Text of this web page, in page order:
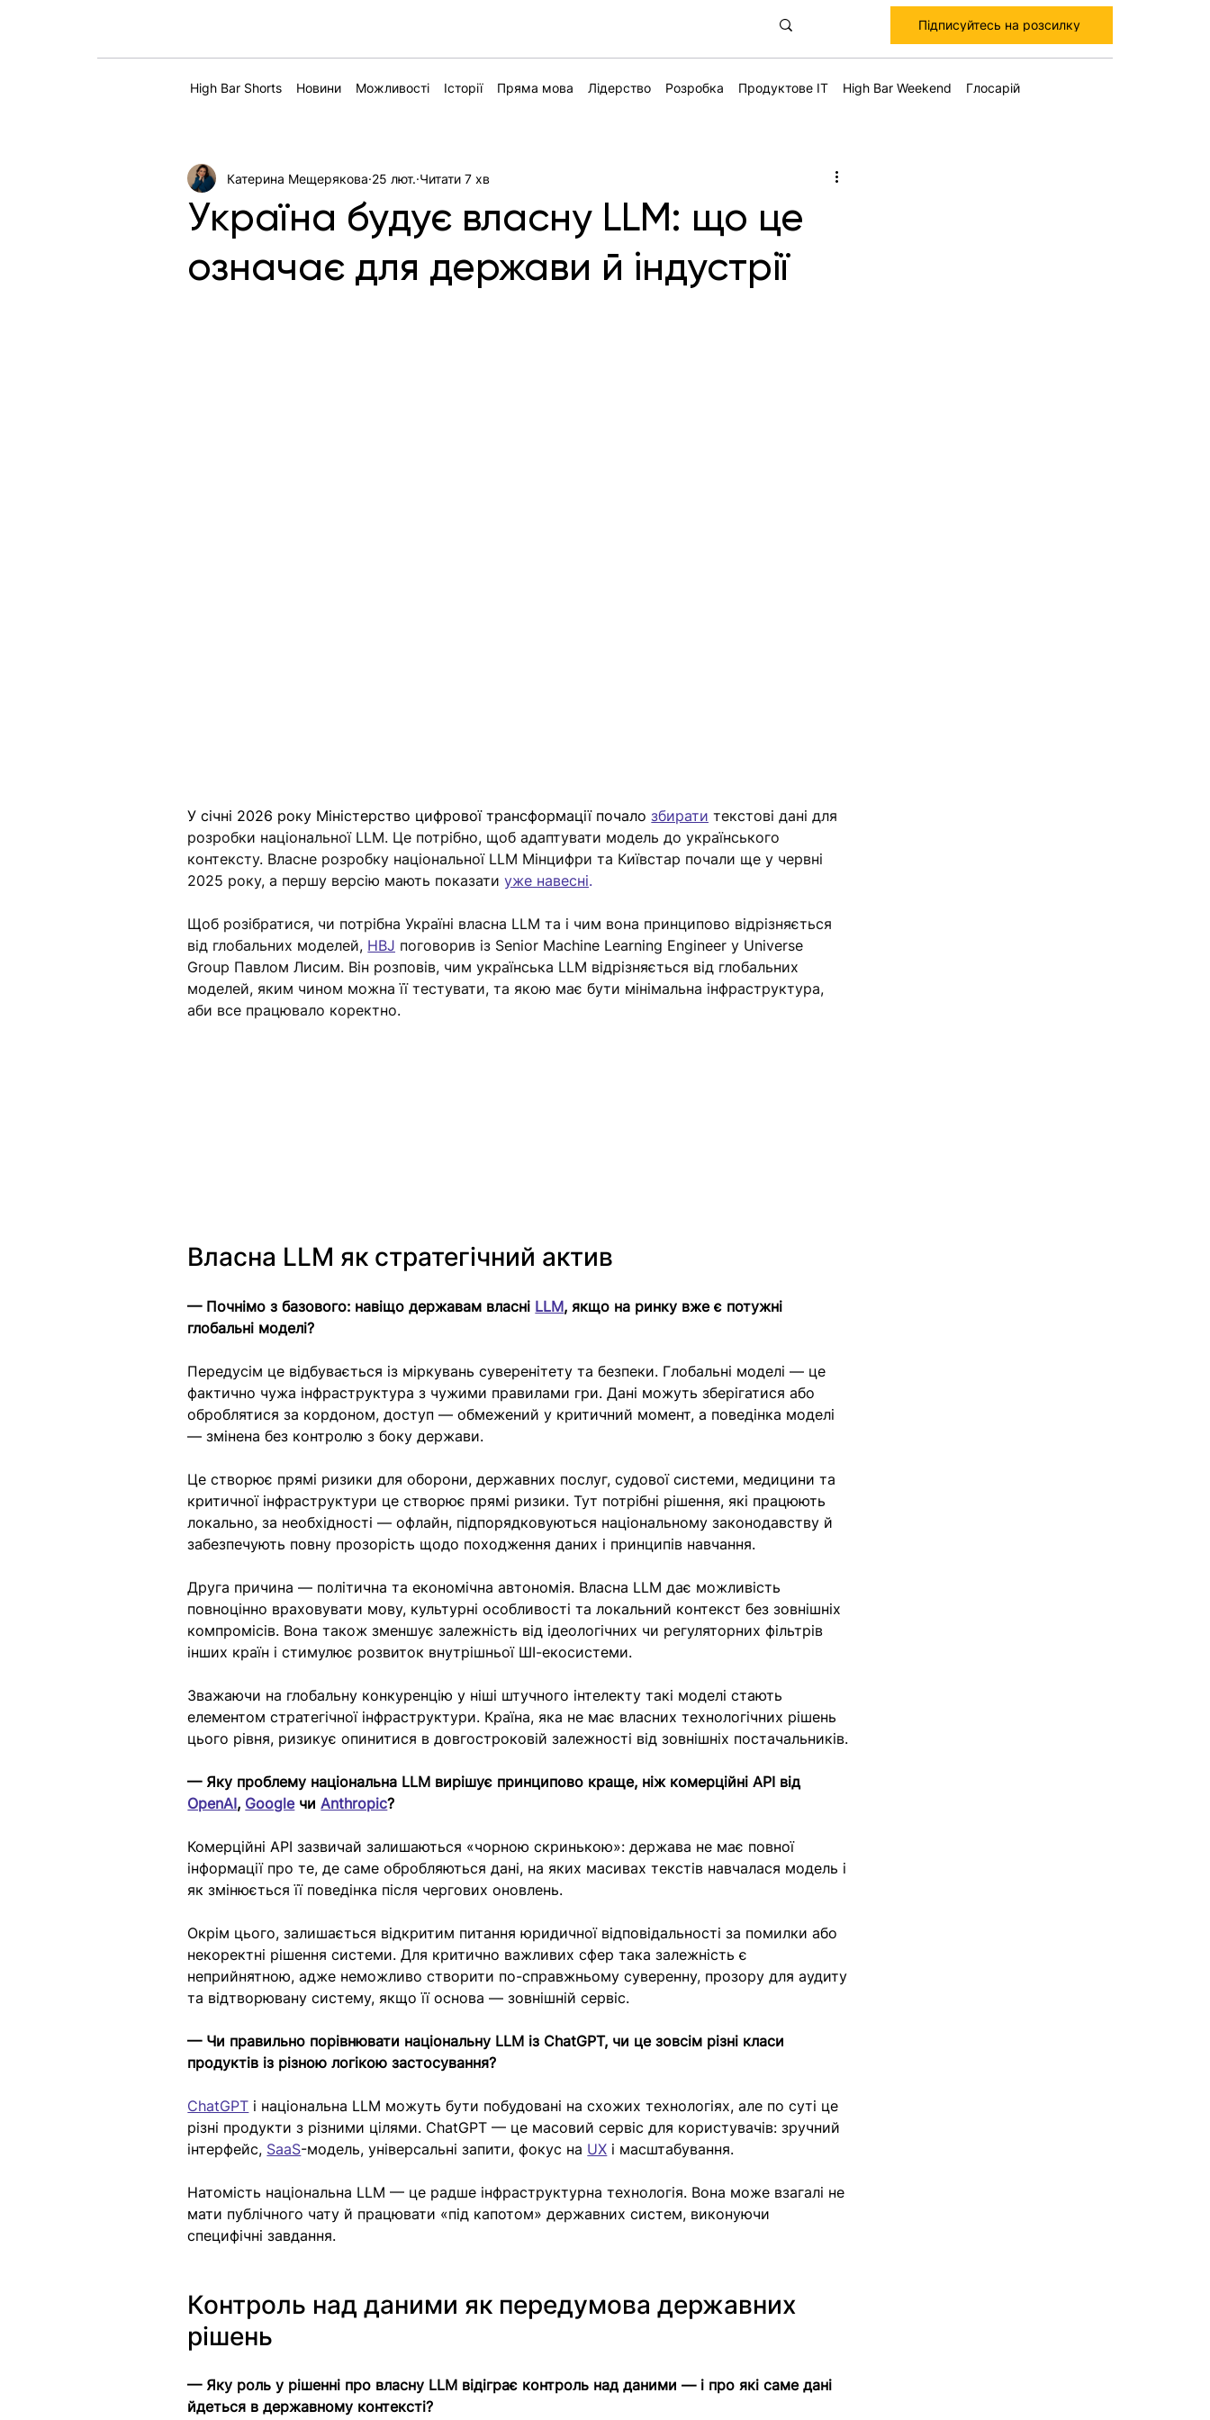
Підписуйтесь на розсилку
High Bar Shorts Новини Можливості Історії Пряма мова Лідерство Розробка Продуктове IT High Bar Weekend Глосарій
Україна будує власну LLM: що це
означає для держави й індустрії
Катерина Мещерякова 25 лют. Читати 7 хв
У січні 2026 року Міністерство цифрової трансформації почало збирати текстові дані для
розробки національної LLM. Це потрібно, щоб адаптувати модель до українського
контексту. Власне розробку національної LLM Мінцифри та Київстар почали ще у червні
2025 року, а першу версію мають показати уже навесні.
Щоб розібратися, чи потрібна Україні власна LLM та і чим вона принципово відрізняється
від глобальних моделей, HBJ поговорив із Senior Machine Learning Engineer у Universe
Group Павлом Лисим. Він розповів, чим українська LLM відрізняється від глобальних
моделей, яким чином можна її тестувати, та якою має бути мінімальна інфраструктура,
аби все працювало коректно.
Власна LLM як стратегічний актив
— Почнімо з базового: навіщо державам власні LLM, якщо на ринку вже є потужні
глобальні моделі?
Передусім це відбувається із міркувань суверенітету та безпеки. Глобальні моделі — це
фактично чужа інфраструктура з чужими правилами гри. Дані можуть зберігатися або
оброблятися за кордоном, доступ — обмежений у критичний момент, а поведінка моделі
— змінена без контролю з боку держави.
Це створює прямі ризики для оборони, державних послуг, судової системи, медицини та
критичної інфраструктури це створює прямі ризики. Тут потрібні рішення, які працюють
локально, за необхідності — офлайн, підпорядковуються національному законодавству й
забезпечують повну прозорість щодо походження даних і принципів навчання.
Друга причина — політична та економічна автономія. Власна LLM дає можливість
повноцінно враховувати мову, культурні особливості та локальний контекст без зовнішніх
компромісів. Вона також зменшує залежність від ідеологічних чи регуляторних фільтрів
інших країн і стимулює розвиток внутрішньої ШІ-екосистеми.
Зважаючи на глобальну конкуренцію у ніші штучного інтелекту такі моделі стають
елементом стратегічної інфраструктури. Країна, яка не має власних технологічних рішень
цього рівня, ризикує опинитися в довгостроковій залежності від зовнішніх постачальників.
— Яку проблему національна LLM вирішує принципово краще, ніж комерційні API від
OpenAI, Google чи Anthropic?
Комерційні API зазвичай залишаються «чорною скринькою»: держава не має повної
інформації про те, де саме обробляються дані, на яких масивах текстів навчалася модель і
як змінюється її поведінка після чергових оновлень.
Окрім цього, залишається відкритим питання юридичної відповідальності за помилки або
некоректні рішення системи. Для критично важливих сфер така залежність є
неприйнятною, адже неможливо створити по-справжньому суверенну, прозору для аудиту
та відтворювану систему, якщо її основа — зовнішній сервіс.
— Чи правильно порівнювати національну LLM із ChatGPT, чи це зовсім різні класи
продуктів із різною логікою застосування?
ChatGPT і національна LLM можуть бути побудовані на схожих технологіях, але по суті це
різні продукти з різними цілями. ChatGPT — це масовий сервіс для користувачів: зручний
інтерфейс, SaaS-модель, універсальні запити, фокус на UX і масштабування.
Натомість національна LLM — це радше інфраструктурна технологія. Вона може взагалі не
мати публічного чату й працювати «під капотом» державних систем, виконуючи
специфічні завдання.
Контроль над даними як передумова державних
рішень
— Яку роль у рішенні про власну LLM відіграє контроль над даними — і про які саме дані
йдеться в державному контексті?